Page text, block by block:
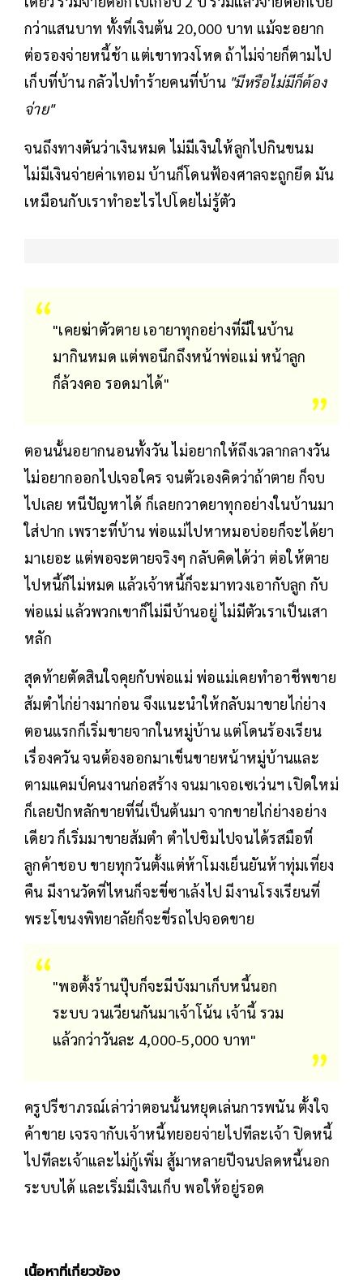
กว่าแสนบาท ทั้งที่เงินต้น 20,000 บาท แม้จะอยาก
ต่อรองจ่ายหนี้ช้า แต่เขาทวงโหด ถ้าไม่จ่ายก็ตามไป
เก็บที่บ้าน กลัวไปทำร้ายคนที่บ้าน"มีหรือไม่มีก็ต้อง
จ่าย"
จนถึงทางตันว่าเงินหมด ไม่มีเงินให้ลูกไปกินขนม
ไม่มีเงินจ่ายค่าเทอม บ้านก็โดนฟ้องศาลจะถูกยึด มัน
เหมือนกับเราทำอะไรไปโดยไม่รู้ตัว
"เคยฆ่าตัวตาย เอายาทุกอย่างที่มีในบ้าน
มากินหมด แต่พอนึกถึงหน้าพ่อแม่ หน้าลูก
ก็ล้วงคอ รอดมาได้"
ตอนนั้นอยากนอนทั้งวัน ไม่อยากให้ถึงเวลากลางวัน
ไม่อยากออกไปเจอใคร จนตัวเองคิดว่าถ้าตาย ก็จบ
ไปเลย หนีปัญหาได้ ก็เลยกวาดยาทุกอย่างในบ้านมา
ใส่ปาก เพราะที่บ้าน พ่อแม่ไปหาหมอบ่อยก็จะได้ยา
มาเยอะ แต่พอจะตายจริงๆ กลับคิดได้ว่า ต่อให้ตาย
ไปหนี้ก็ไม่หมด แล้วเจ้าหนี้ก็จะมาทวงเอากับลูก กับ
พ่อแม่ แล้วพวกเขาก็ไม่มีบ้านอยู่ ไม่มีตัวเราเป็นเสา
หลัก
สุดท้ายตัดสินใจคุยกับพ่อแม่ พ่อแม่เคยทำอาชีพขาย
ส้มตำไก่ย่างมาก่อน จึงแนะนำให้กลับมาขายไก่ย่าง
ตอนแรกก็เริ่มขายจากในหมู่บ้าน แต่โดนร้องเรียน
เรื่องควัน จนต้องออกมาเข็นขายหน้าหมู่บ้านและ
ตามแคมป์คนงานก่อสร้าง จนมาเจอเซเว่นฯ เปิดใหม่
ก็เลยปักหลักขายที่นี่เป็นต้นมา จากขายไก่ย่างอย่าง
เดียว ก็เริ่มมาขายส้มตำ ตำไปชิมไปจนได้รสมือที่
ลูกค้าชอบ ขายทุกวันตั้งแต่ห้าโมงเย็นยันห้าทุ่มเที่ยง
คืน มีงานวัดที่ไหนก็จะขี่ซาเล้งไป มีงานโรงเรียนที่
พระโขนงพิทยาลัยก็จะขี่รถไปจอดขาย
"พอตั้งร้านปุ๊บก็จะมีบังมาเก็บหนี้นอก
ระบบ วนเวียนกันมาเจ้าโน้น เจ้านี้ รวม
แล้วกว่าวันละ 4,000-5,000 บาท"
ครูปรีชาภรณ์เล่าว่าตอนนั้นหยุดเล่นการพนัน ตั้งใจ
ค้าขาย เจรจากับเจ้าหนี้ทยอยจ่ายไปทีละเจ้า ปิดหนี้
ไปทีละเจ้าและไม่กู้เพิ่ม สู้มาหลายปีจนปลดหนี้นอก
ระบบได้ และเริ่มมีเงินเก็บ พอให้อยู่รอด
เนื้อหาที่เกี่ยวข้อง